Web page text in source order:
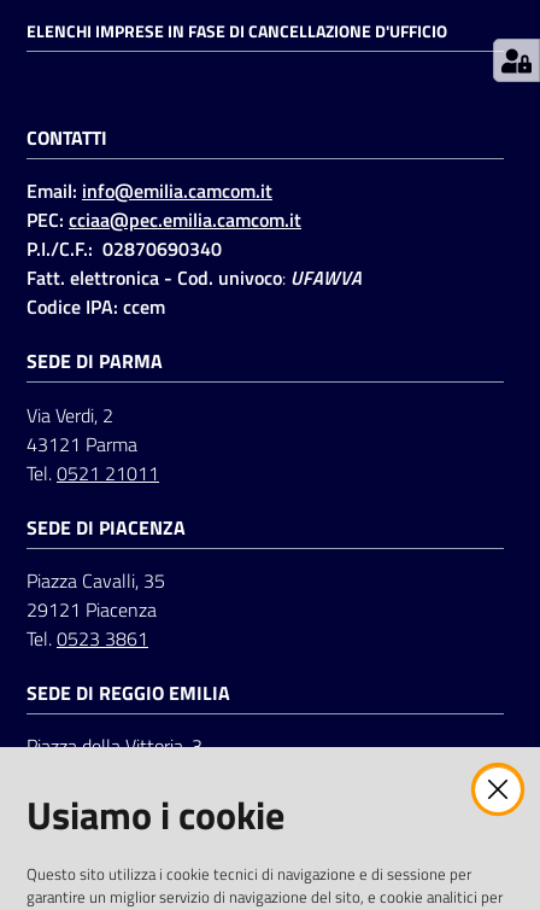
on line
Accedi
Registrati
Seguici
su
ELENCHI IMPRESE IN FASE DI CANCELLAZIONE D'UFFICIO
CONTATTI
Email: info@emilia.camcom.it
PEC: cciaa@pec.emilia.camcom.it
P.I./C.F.: 02870690340
Fatt. elettronica - Cod. univoco: UFAWVA
Codice IPA: ccem
SEDE DI PARMA
Via Verdi, 2
43121 Parma
Tel.0521 21011
SEDE DI PIACENZA
Piazza Cavalli, 35
29121 Piacenza
Tel.0523 3861
SEDE DI REGGIO EMILIA
Piazza della Vittoria, 3
Tel.0522 7961
Usiamo i cookie
Questo sito utilizza i cookie tecnici di navigazione e di sessione per
garantire un miglior servizio di navigazione del sito, e cookie analitici per